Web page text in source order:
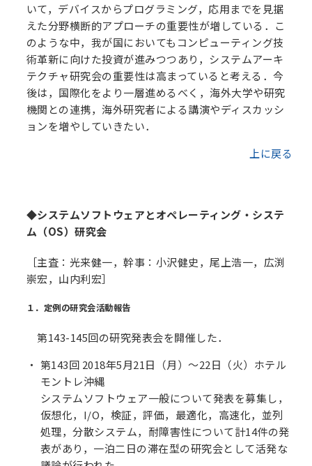
いて，デバイスからプログラミング，応用までを見据
えた分野横断的アプローチの重要性が増している．こ
のような中，我が国においてもコンピューティング技
術革新に向けた投資が進みつつあり，システムアーキ
テクチャ研究会の重要性は高まっていると考える．今
後は，国際化をより一層進めるべく，海外大学や研究
機関との連携，海外研究者による講演やディスカッシ
ョンを増やしていきたい．
上に戻る
◆システムソフトウェアとオペレーティング・システ
ム（OS）研究会
［主査：光来健一，幹事：小沢健史，尾上浩一，広渕
崇宏，山内利宏］
１．定例の研究会活動報告
第143-145回の研究発表会を開催した．
第143回 2018年5月21日（月）～22日（火）ホテル
モントレ沖縄
システムソフトウェア一般について発表を募集し，
仮想化，I/O，検証，評価，最適化，高速化，並列
処理，分散システム，耐障害性について計14件の発
表があり，一泊二日の滞在型の研究会として活発な